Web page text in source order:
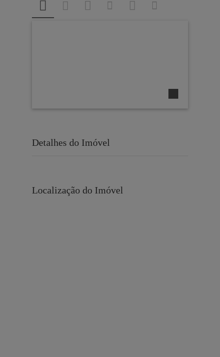
Detalhes do Imóvel
Localização do Imóvel